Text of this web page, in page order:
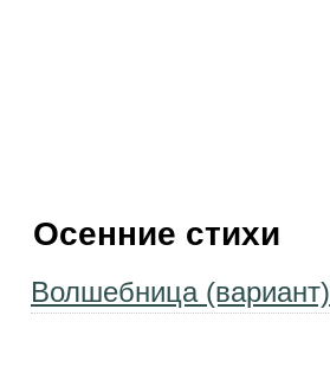
Осенние стихи
Волшебница (вариант)